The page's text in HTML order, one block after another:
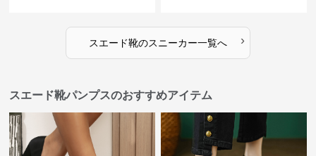
スエード靴のスニーカー一覧へ ›
スエード靴パンプスのおすすめアイテム